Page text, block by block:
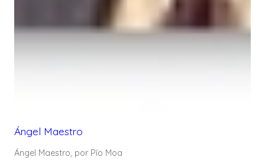
Ángel Maestro
Ángel Maestro, por Pío Moa